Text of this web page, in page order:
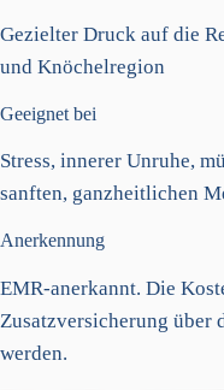
Gezielter Druck auf die
und Knöchelregion
Geeignet bei
Stress, innerer Unruhe,
sanften, ganzheitlichen
Anerkennung
EMR-anerkannt. Die
Zusatzversicherung über
werden.